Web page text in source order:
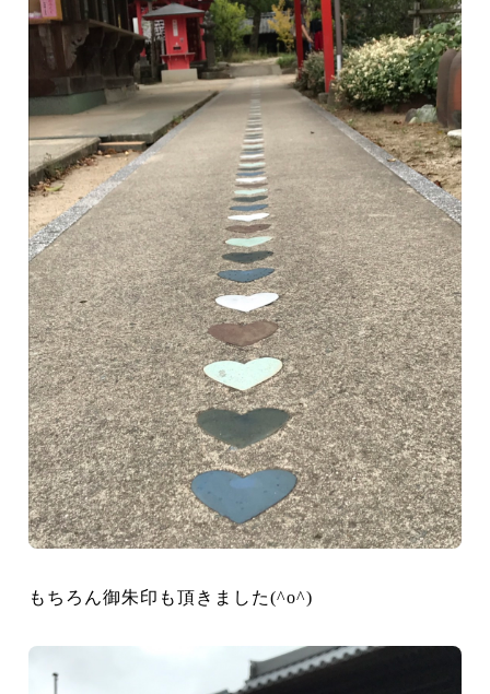
もちろん御朱印も頂きました(^o^)